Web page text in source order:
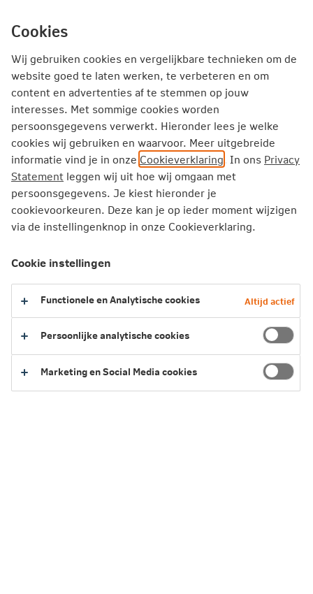
direct
naar
Producten Service en Contact Inspiratie
Particulier Zorgverzekering
Vergoedingen
Plastische chirurgie
Plastische chirurgie
Onder plastische chirurgie vallen operaties die worden
uitgevoerd om het uiterlijk aan te passen. Dit kan uit
functioneel en soms esthetisch oogpunt. Bijvoorbeeld
verminking. In de Zorgverzekeringswet zijn de regels voor
vergoeding vastgelegd.
Voorbeelden van plastische chirurgie zijn: ooglidcorrectie,
otoplastiek, flapoorcorrectie, buikwandcorrectie en
oorstandcorrectie.
2026
Cookies
Wij gebruiken cookies en vergelijkbare technieken om de
website goed te laten werken, te verbeteren en om
content en advertenties af te stemmen op jouw
interesses. Met sommige cookies worden
persoonsgegevens verwerkt. Hieronder lees je welke
cookies wij gebruiken en waarvoor. Meer uitgebreide
informatie vind je in onze Cookieverklaring. In ons Privacy
Statement leggen wij uit hoe wij omgaan met
persoonsgegevens. Je kiest hieronder je
cookievoorkeuren. Deze kan je op ieder moment wijzigen
via de instellingenknop in onze Cookieverklaring.
Cookie instellingen
Functionele en Analytische cookies Altijd actief
Persoonlijke analytische cookies
Marketing en Social Media cookies